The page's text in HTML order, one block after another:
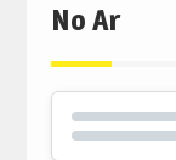
No Ar